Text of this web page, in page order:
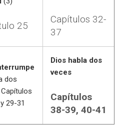
25
Capítulos 32-
37
dos
29-31
Dios habla dos
veces
Capítulos
38-39, 40-41